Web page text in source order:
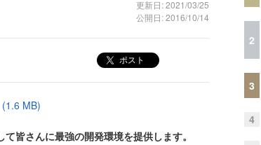
更新日: 2021/03/25
公開日: 2016/10/14
ポスト
MB)
さんに最強の開発環境を提供します。
2
3
4